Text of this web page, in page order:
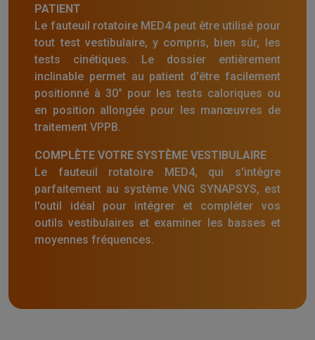
PATIENT
Le fauteuil rotatoire MED4 peut être utilisé pour
tout test vestibulaire, y compris, bien sûr, les
tests cinétiques. Le dossier entièrement
inclinable permet au patient d'être facilement
positionné à 30° pour les tests caloriques ou
en position allongée pour les manœuvres de
traitement VPPB.
COMPLÈTE VOTRE SYSTÈME VESTIBULAIRE
Le fauteuil rotatoire MED4, qui s'intègre
parfaitement au système VNG SYNAPSYS, est
l'outil idéal pour intégrer et compléter vos
outils vestibulaires et examiner les basses et
moyennes fréquences.